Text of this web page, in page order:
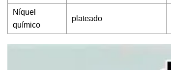
Níquel
químico
plateado